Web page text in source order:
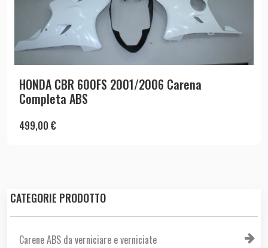
CATEGORIE PRODOTTO
Carene ABS da verniciare e verniciate
HONDA CBR 600FS 2001/2006 Carena
Completa ABS
499,00 €